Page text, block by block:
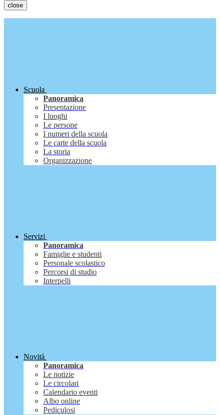
close
Scuola
Panoramica
Presentazione
I luoghi
Le persone
I numeri della scuola
Le carte della scuola
La storia
Organizzazione
Servizi
Panoramica
Famiglie e studenti
Personale scolastico
Percorsi di studio
Interpelli
Novità
Panoramica
Le notizie
Le circolari
Calendario eventi
Albo online
Pediculosi